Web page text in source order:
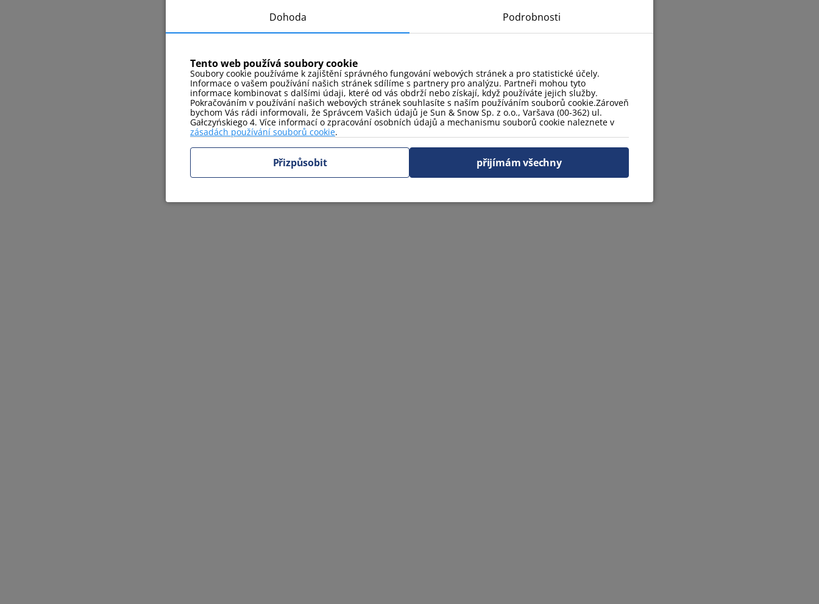
Dohoda Podrobnosti
Tento web používá soubory cookie
Soubory cookie používáme k zajištění správného fungování webových stránek a pro statistické účely.
Informace o vašem používání našich stránek sdílíme s partnery pro analýzu. Partneři mohou tyto
informace kombinovat s dalšími údaji, které od vás obdrží nebo získají, když používáte jejich služby.
Pokračováním v používání našich webových stránek souhlasíte s naším používáním souborů cookie.Zároveň
bychom Vás rádi informovali, že Správcem Vašich údajů je Sun & Snow Sp. z o.o., Varšava (00-362) ul.
Gałczyńskiego 4. Více informací o zpracování osobních údajů a mechanismu souborů cookie naleznete v
zásadách používání souborů cookie.
Přizpůsobit přijímám všechny